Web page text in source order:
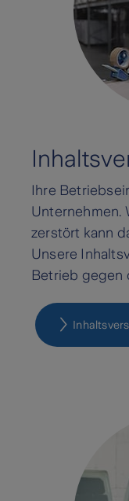
Ihre
Unternehmen.
zerstört kann
Unsere
Betrieb gegen